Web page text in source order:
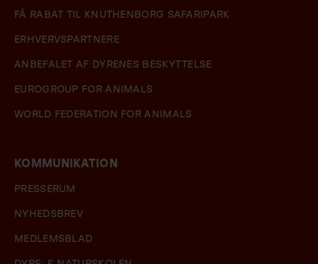
FÅ RABAT TIL KNUTHENBORG SAFARIPARK
ERHVERVSPARTNERE
ANBEFALET AF DYRENES BESKYTTELSE
EUROGROUP FOR ANIMALS
WORLD FEDERATION FOR ANIMALS
KOMMUNIKATION
PRESSERUM
NYHEDSBREV
MEDLEMSBLAD